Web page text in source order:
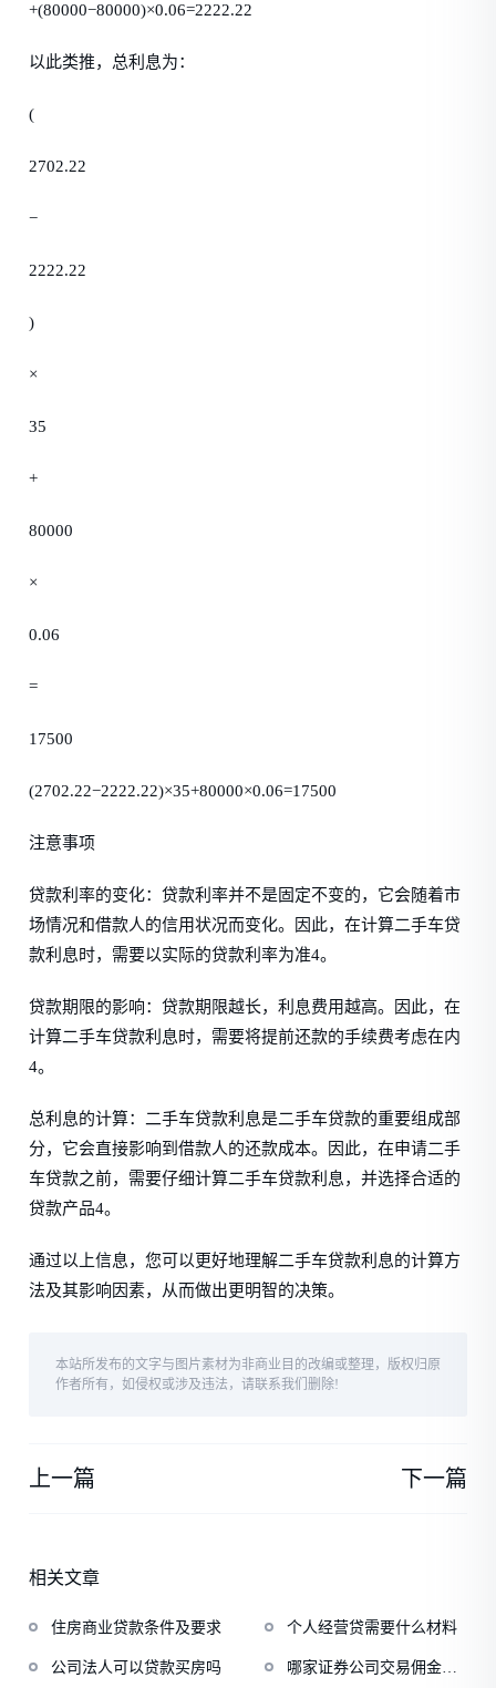
+(80000−80000)×0.06=2222.22
以此类推，总利息为：
(
2702.22
−
2222.22
)
×
35
+
80000
×
0.06
=
17500
(2702.22−2222.22)×35+80000×0.06=17500
注意事项
贷款利率的变化：贷款利率并不是固定不变的，它会随着市
场情况和借款人的信用状况而变化。因此，在计算二手车贷
款利息时，需要以实际的贷款利率为准4。
贷款期限的影响：贷款期限越长，利息费用越高。因此，在
计算二手车贷款利息时，需要将提前还款的手续费考虑在内
4。
总利息的计算：二手车贷款利息是二手车贷款的重要组成部
分，它会直接影响到借款人的还款成本。因此，在申请二手
车贷款之前，需要仔细计算二手车贷款利息，并选择合适的
贷款产品4。
通过以上信息，您可以更好地理解二手车贷款利息的计算方
法及其影响因素，从而做出更明智的决策。
本站所发布的文字与图片素材为非商业目的改编或整理，版权归原
作者所有，如侵权或涉及违法，请联系我们删除!
上一篇 下一篇
相关文章
住房商业贷款条件及要求 个人经营贷需要什么材料
公司法人可以贷款买房吗
哪家证券公司交易佣金最